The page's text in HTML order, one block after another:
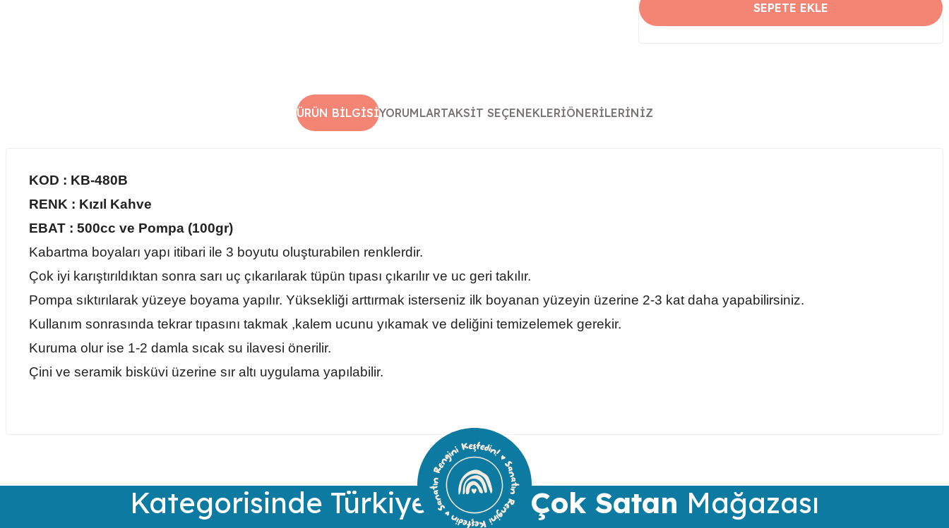
SEPETE EKLE
ÜRÜN BILGISIYORUMLARTAKSIT SEÇENEKLERIÖNERILERINIZ
KOD : KB-480B
RENK : Kızıl Kahve
EBAT : 500cc ve Pompa (100gr)
Kabartma boyaları yapı itibari ile 3 boyutu oluşturabilen renklerdir.
Çok iyi karıştırıldıktan sonra sarı uç çıkarılarak tüpün tıpası çıkarılır ve uc geri takılır.
Pompa sıktırılarak yüzeye boyama yapılır. Yüksekliği arttırmak isterseniz ilk boyanan yüzeyin üzerine 2-3 kat daha yapabilirsiniz.
Kullanım sonrasında tekrar tıpasını takmak ,kalem ucunu yıkamak ve deliğini temizelemek gerekir.
Kuruma olur ise 1-2 damla sıcak su ilavesi önerilir.
Çini ve seramik bisküvi üzerine sır altı uygulama yapılabilir.
Bu ürüne ilk yorumu siz yapın!
Yorum Yaz
Ürün açıklamasında eksik bilgiler bulunuyor.
Kategorisinde Türkiye’ninEn Çok Satan Mağazası